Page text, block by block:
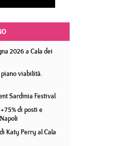
2026 a Cala dei
viabilità.
Sardinia Festival
di posti e
Katy Perry al Cala